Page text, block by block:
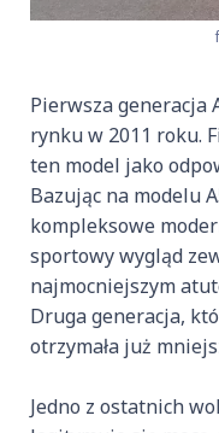
Pierwsza generacja
rynku w 2011 roku.
ten model jako
Bazując na modelu
kompleksowe
sportowy wygląd
najmocniejszym
Druga generacja,
otrzymała już
Jedno z ostatnich